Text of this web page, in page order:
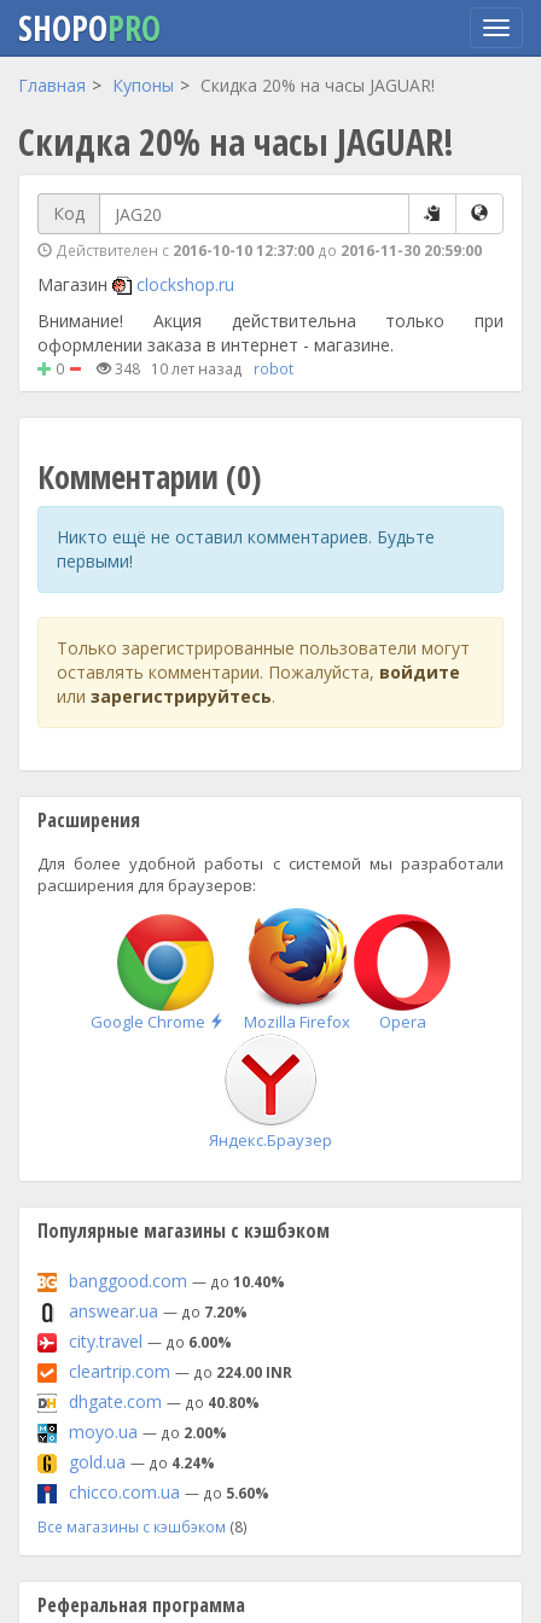
Перейти
основному
содержанию
SHOPOPRO
Главная Купоны Скидка 20% на часы JAGUAR!
Скидка 20% на часы JAGUAR!
Код
Действителен с 2016-10-10 12:37:00 до 2016-11-30 20:59:00
Магазин
clockshop.ru
Внимание! Акция действительна только при
оформлении заказа в интернет - магазине.
0 348 10 лет назад robot
Комментарии (0)
Никто ещё не оставил комментариев. Будьте
первыми!
Только зарегистрированные пользователи могут
оставлять комментарии. Пожалуйста, войдите
или зарегистрируйтесь.
Расширения
Для более удобной работы с системой мы разработали
расширения для браузеров:
Google Chrome
Быстрая
установка
Mozilla Firefox Opera
Яндекс.Браузер
Популярные магазины с кэшбэком
banggood.com — до 10.40%
answear.ua — до 7.20%
city.travel — до 6.00%
cleartrip.com — до 224.00 INR
dhgate.com — до 40.80%
moyo.ua — до 2.00%
gold.ua — до 4.24%
chicco.com.ua — до 5.60%
Все магазины с кэшбэком (8)
Реферальная программа